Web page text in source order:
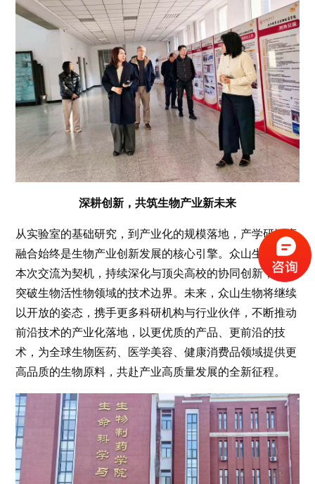
深耕创新，共筑生物产业新未来
从实验室的基础研究，到产业化的规模落地，产学研深度
融合始终是生物产业创新发展的核心引擎。众山生物将以
本次交流为契机，持续深化与顶尖高校的协同创新，不断
突破生物活性物领域的技术边界。未来，众山生物将继续
以开放的姿态，携手更多科研机构与行业伙伴，不断推动
前沿技术的产业化落地，以更优质的产品、更前沿的技
术，为全球生物医药、医学美容、健康消费品领域提供更
高品质的生物原料，共赴产业高质量发展的全新征程。